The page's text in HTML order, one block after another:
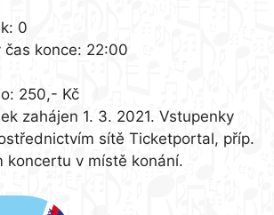
0
čas konce: 22:00
250,- Kč
zahájen 1. 3. 2021. Vstupenky
sítě Ticketportal, příp.
koncertu v místě konání.